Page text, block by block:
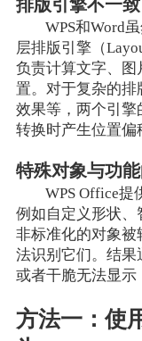
排版引擎不一致
WPS和Word
层排版引擎（
负责计算文字、图
置。对于复杂的
效果等，两个引擎
转换时产生位置偏
特殊对象与功
WPS Office提
例如自定义形状
非标准化的对象被
法识别它们。结果
或者干脆无法显示
方法一：使